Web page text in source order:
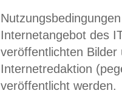
Internetangebot des
veröffentlichten
Internetredaktion
veröffentlicht werden.